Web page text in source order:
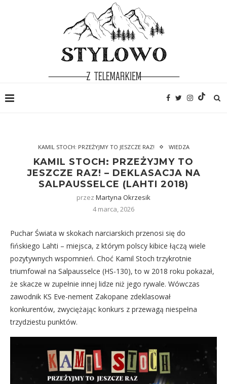
KAMIL STOCH: PRZEŻYJMY TO JESZCZE RAZ! WIEDZA
KAMIL STOCH: PRZEŻYJMY TO
JESZCZE RAZ! – DEKLASACJA NA
SALPAUSSELCE (LAHTI 2018)
przez Martyna Okrzesik
4 marca, 2026
Puchar Świata w skokach narciarskich przenosi się do
fińskiego Lahti – miejsca, z którym polscy kibice łączą wiele
pozytywnych wspomnień. Choć Kamil Stoch trzykrotnie
triumfował na Salpausselce (HS-130), to w 2018 roku pokazał,
że skacze w zupełnie innej lidze niż jego rywale. Wówczas
zawodnik KS Eve-nement Zakopane zdeklasował
konkurentów, zwyciężając konkurs z przewagą niespełna
trzydziestu punktów.